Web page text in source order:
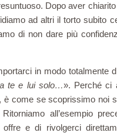
Dopo aver
ad altri il torto subito
di non dare più
in modo totalmente
te e lui solo…». Perché ci
è come se scoprissimo noi
all’e­sempio
offre e di rivolgerci